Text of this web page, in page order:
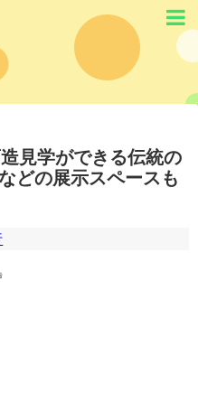
見学ができる伝統の
どの展示スペースも